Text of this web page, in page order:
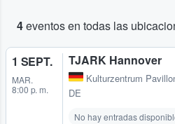
4eventos en todas las
1 SEPT.
MAR.
8:00 p. m.
TJARK Hannover
Kulturzentrum
DE
No hay entradas